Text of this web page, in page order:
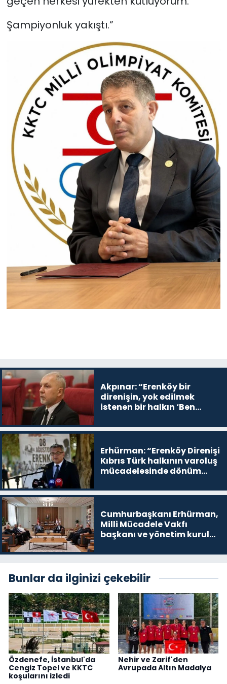
Şampiyonluk yakıştı.”
Akpınar: “Erenköy bir
direnişin, yok edilmek
istenen bir halkın ‘Ben
devam edeceğim’ dediği
Erhürman: “Erenköy Direnişi
Kıbrıs Türk halkının varoluş
mücadelesinde dönüm
Cumhurbaşkanı Erhürman,
Milli Mücadele Vakfı
başkanı ve yönetim kurulu
Bunlar da ilginizi çekebilir
Özdenefe, İstanbul'da
Cengiz Topel ve KKTC
koşularını izledi
Nehir ve Zarif'den
Avrupada Altın Madalya